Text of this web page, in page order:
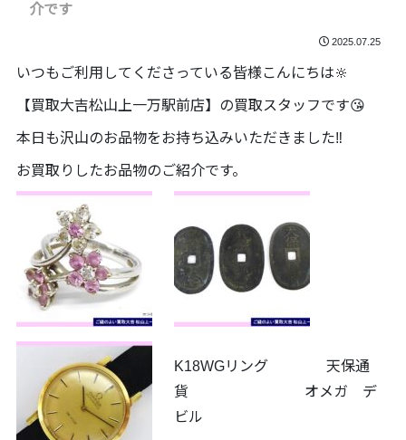
介です
2025.07.25
いつもご利用してくださっている皆様こんにちは🔆
【買取大吉松山上一万駅前店】の買取スタッフです😘
本日も沢山のお品物をお持ち込みいただきました‼️
お買取りしたお品物のご紹介です。
K18WGリング 天保通
貨 オメガ デ
ビル